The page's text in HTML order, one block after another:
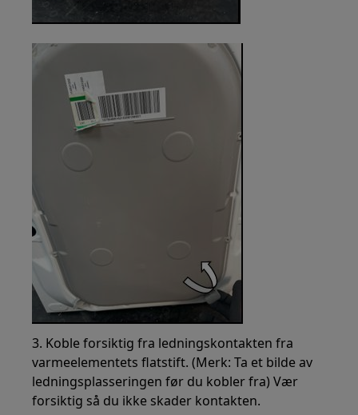
3. Koble forsiktig fra ledningskontakten fra
varmeelementets flatstift. (Merk: Ta et bilde av
ledningsplasseringen før du kobler fra) Vær
forsiktig så du ikke skader kontakten.